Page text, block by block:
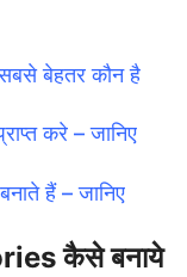
बेहतर कौन है
करे – जानिए
हैं – जानिए
कैसे बनाये